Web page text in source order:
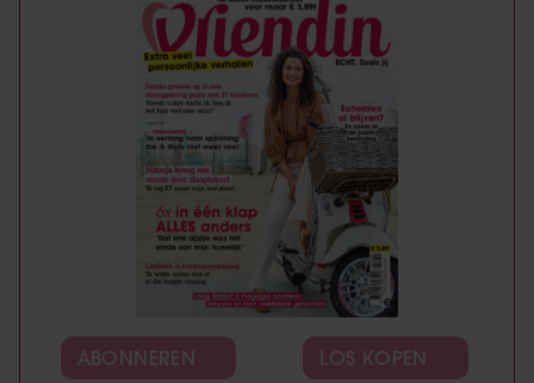
ABONNEREN LOS KOPEN